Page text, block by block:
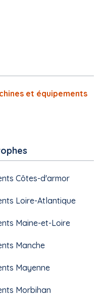
et équipements
Côtes-d'armor
Loire-Atlantique
Maine-et-Loire
Manche
Mayenne
Morbihan